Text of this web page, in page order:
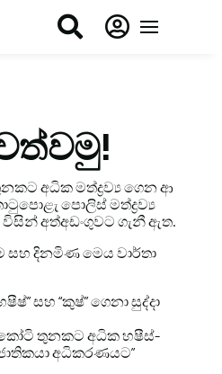
 
අධික මත්ද්‍රව්‍ය ගෙන ආ
පොලිස් මත්ද්‍රව්‍ය
විසින් අත්අඩංගුවට ගැනී ඇත.
සහ දිනමිණ මෙය වාර්තා
සහ “කුෂ්” ගෙනා සුද්දා
තුනකට අධික හෂීස්-
අධිකරණයට”